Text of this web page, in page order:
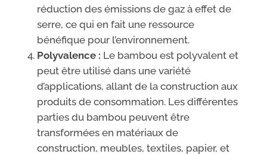
réduction des émissions de gaz à effet de
serre, ce qui en fait une ressource
bénéfique pour l’environnement.
Polyvalence : Le bambou est polyvalent et
peut être utilisé dans une variété
d’applications, allant de la construction aux
produits de consommation. Les différentes
parties du bambou peuvent être
transformées en matériaux de
construction, meubles, textiles, papier, et